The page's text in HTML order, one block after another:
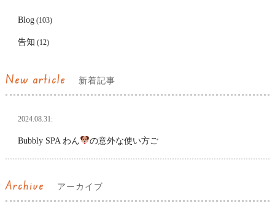
Blog(103)
告知 (12)
New article 新着記事
2024.08.31:
Bubbly SPA わん の意外な使い方ご
Archive アーカイブ